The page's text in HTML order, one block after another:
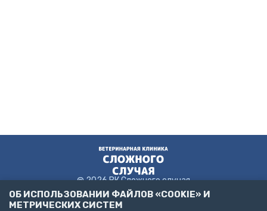
@ 2026 ВК Сложного случая
ОБ ИСПОЛЬЗОВАНИИ ФАЙЛОВ «COOKIE» И
МЕТРИЧЕСКИХ СИСТЕМ